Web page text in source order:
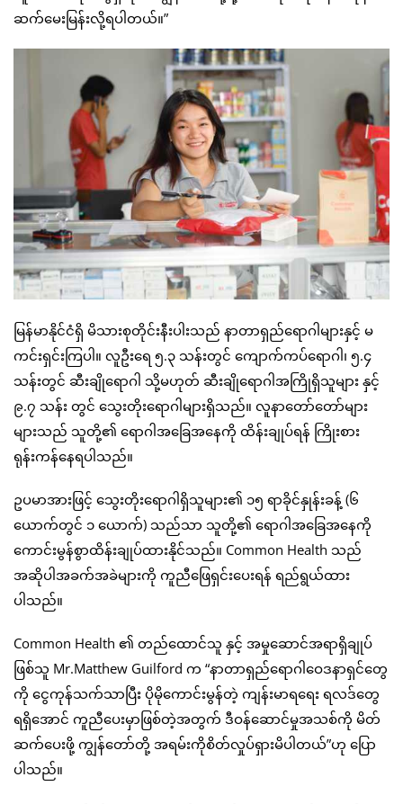
ဆက်မေးမြန်းလို့ရပါတယ်။”
မြန်မာနိုင်ငံရှိ မိသားစုတိုင်းနီးပါးသည် နာတာရှည်ရောဂါများနှင့် မ
ကင်းရှင်းကြပါ။ လူဦးရေ ၅.၃ သန်းတွင် ကျောက်ကပ်ရောဂါ၊ ၅.၄
သန်းတွင် ဆီးချိုရောဂါ သို့မဟုတ် ဆီးချိုရောဂါအကြိုရှိသူများ နှင့်
၉.၇ သန်း တွင် သွေးတိုးရောဂါများရှိသည်။ လူနာတော်တော်များ
များသည် သူတို့၏ ရောဂါအခြေအနေကို ထိန်းချုပ်ရန် ကြိုးစား
ရုန်းကန်နေရပါသည်။
ဥပမာအားဖြင့် သွေးတိုးရောဂါရှိသူများ၏ ၁၅ ရာခိုင်နှုန်းခန့် (၆
ယောက်တွင် ၁ ယောက်) သည်သာ သူတို့၏ ရောဂါအခြေအနေကို
ကောင်းမွန်စွာထိန်းချုပ်ထားနိုင်သည်။ Common Health သည်
အဆိုပါအခက်အခဲများကို ကူညီဖြေရှင်းပေးရန် ရည်ရွယ်ထား
ပါသည်။
Common Health ၏ တည်ထောင်သူ နှင့် အမှုဆောင်အရာရှိချုပ်
ဖြစ်သူ Mr.Matthew Guilford က “နာတာရှည်ရောဂါဝေဒနာရှင်တွေ
ကို ငွေကုန်သက်သာပြီး ပိုမိုကောင်းမွန်တဲ့ ကျန်းမာရရေး ရလဒ်တွေ
ရရှိအောင် ကူညီပေးမှာဖြစ်တဲ့အတွက် ဒီဝန်ဆောင်မှုအသစ်ကို မိတ်
ဆက်ပေးဖို့ ကျွန်တော်တို့ အရမ်းကိုစိတ်လှုပ်ရှားမိပါတယ်”ဟု ပြော
ပါသည်။